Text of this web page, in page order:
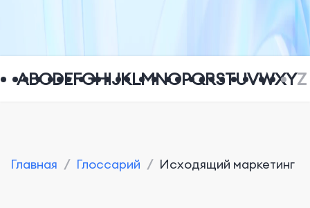
ABCDEFGHIJKLMNOPQRSTUVWXYZ
Главная / Глоссарий / Исходящий маркетинг